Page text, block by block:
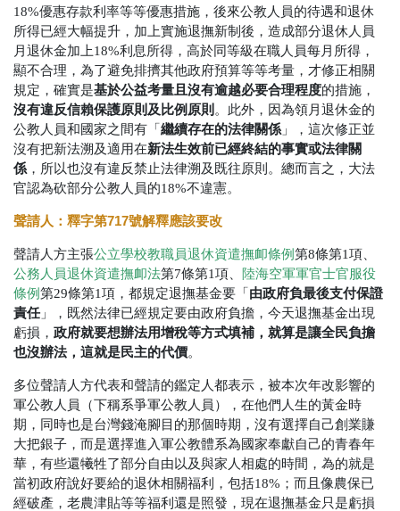
18%優惠存款利率等等優惠措施，後來公教人員的待遇和退休
所得已經大幅提升，加上實施退撫新制後，造成部分退休人員
月退休金加上18%利息所得，高於同等級在職人員每月所得，
顯不合理，為了避免排擠其他政府預算等等考量，才修正相關
規定，確實是基於公益考量且沒有逾越必要合理程度的措施，
沒有違反信賴保護原則及比例原則 。此外，因為領月退休金的
公教人員和國家之間有「 繼續存在的法律關係 」，這次修正並
沒有把新法溯及適用在新法生效前已經終結的事實或法律關
係 ，所以也沒有違反禁止法律溯及既往原則。總而言之，大法
官認為砍部分公教人員的18%不違憲。
聲請人：釋字第717號解釋應該要改
聲請人方主張公立學校教職員退休資遣撫卹條例第8條第1項、
公務人員退休資遣撫卹法第7條第1項、
陸海空軍軍官士官服役
條例第29條第1項，都規定退撫基金要「 由政府負最後支付保證
責任」，既然法律已經規定要由政府負擔，今天退撫基金出現
虧損， 政府就要想辦法用增稅等方式填補，就算是讓全民負擔
也沒辦法，這就是民主的代價。
多位聲請人方代表和聲請的鑑定人都表示，被本次年改影響的
軍公教人員（下稱系爭軍公教人員），在他們人生的黃金時
期，同時也是台灣錢淹腳目的那個時期，沒有選擇自己創業賺
大把銀子，而是選擇進入軍公教體系為國家奉獻自己的青春年
華，有些還犧牲了部分自由以及與家人相處的時間，為的就是
當初政府說好要給的退休相關福利，包括18%；而且像農保已
經破產，老農津貼等等福利還是照發，現在退撫基金只是虧損